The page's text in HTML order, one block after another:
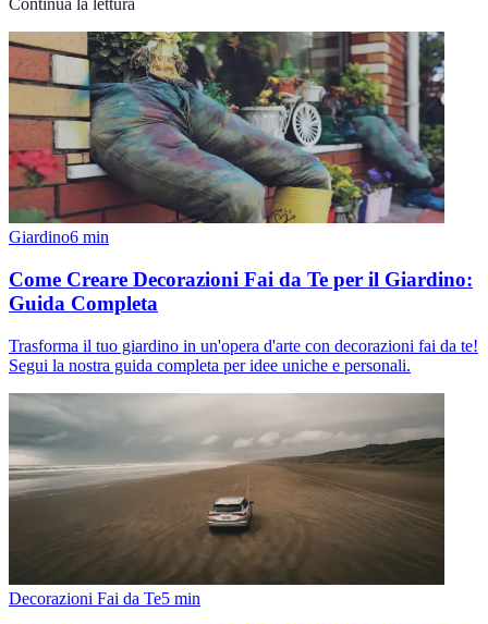
Continua la lettura
Giardino6 min
Come Creare Decorazioni Fai da Te per il Giardino:
Guida Completa
Trasforma il tuo giardino in un'opera d'arte con decorazioni fai da te!
Segui la nostra guida completa per idee uniche e personali.
Decorazioni Fai da Te5 min